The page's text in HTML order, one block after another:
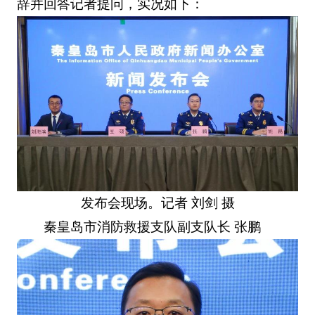
辞并回答记者提问，实况如下：
发布会现场。记者 刘剑 摄
秦皇岛市消防救援支队副支队长 张鹏